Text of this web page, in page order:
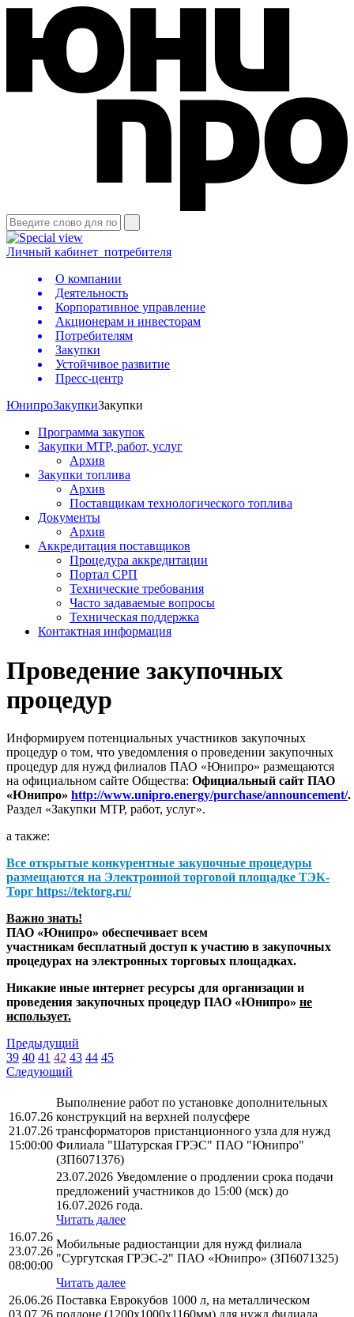
Личный кабинет потребителя
О компании
Деятельность
Корпоративное управление
Акционерам и инвесторам
Потребителям
Закупки
Устойчивое развитие
Пресс-центр
ЮнипроЗакупкиЗакупки
Программа закупок
Закупки МТР, работ, услуг
Архив
Закупки топлива
Архив
Поставщикам технологического топлива
Документы
Архив
Аккредитация поставщиков
Процедура аккредитации
Портал СРП
Технические требования
Часто задаваемые вопросы
Техническая поддержка
Контактная информация
Проведение закупочных
процедур
Информируем потенциальных участников закупочных
процедур о том, что уведомления о проведении закупочных
процедур для нужд филиалов ПАО «Юнипро» размещаются
на официальном сайте Общества: Официальный сайт ПАО
«Юнипро» http://www.unipro.energy/purchase/announcement/.
Раздел «Закупки МТР, работ, услуг».
а также:
Все открытые конкурентные закупочные процедуры
размещаются на Электронной торговой площадке ТЭК-
Торг https://tektorg.ru/
Важно знать!
ПАО «Юнипро» обеспечивает всем
участникам бесплатный доступ к участию в закупочных
процедурах на электронных торговых площадках.
Никакие иные интернет ресурсы для организации и
проведения закупочных процедур ПАО «Юнипро» не
использует.
Предыдущий
39 40 41 42 43 44 45
Следующий
16.07.26
21.07.26
15:00:00
Выполнение работ по установке дополнительных
конструкций на верхней полусфере
трансформаторов пристанционного узла для нужд
Филиала "Шатурская ГРЭС" ПАО "Юнипро"
(ЗП6071376)
23.07.2026 Уведомление о продлении срока подачи
предложений участников до 15:00 (мск) до
16.07.2026 года.
Читать далее
16.07.26
23.07.26
08:00:00
Мобильные радиостанции для нужд филиала
"Сургутская ГРЭС-2" ПАО «Юнипро» (ЗП6071325)
Читать далее
26.06.26
03.07.26
Поставка Еврокубов 1000 л, на металлическом
поддоне (1200х1000х1160мм) для нужд филиала